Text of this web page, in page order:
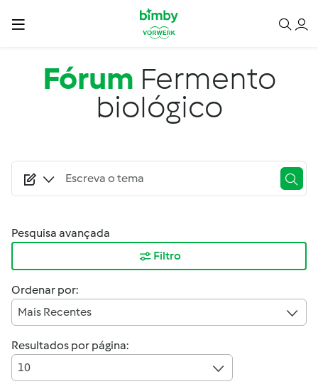
Passar para o conteúdo principal
Fórum Fermento
biológico
Pesquisa avançada
Filtro
Ordenar por:
Mais Recentes
Resultados por página:
10